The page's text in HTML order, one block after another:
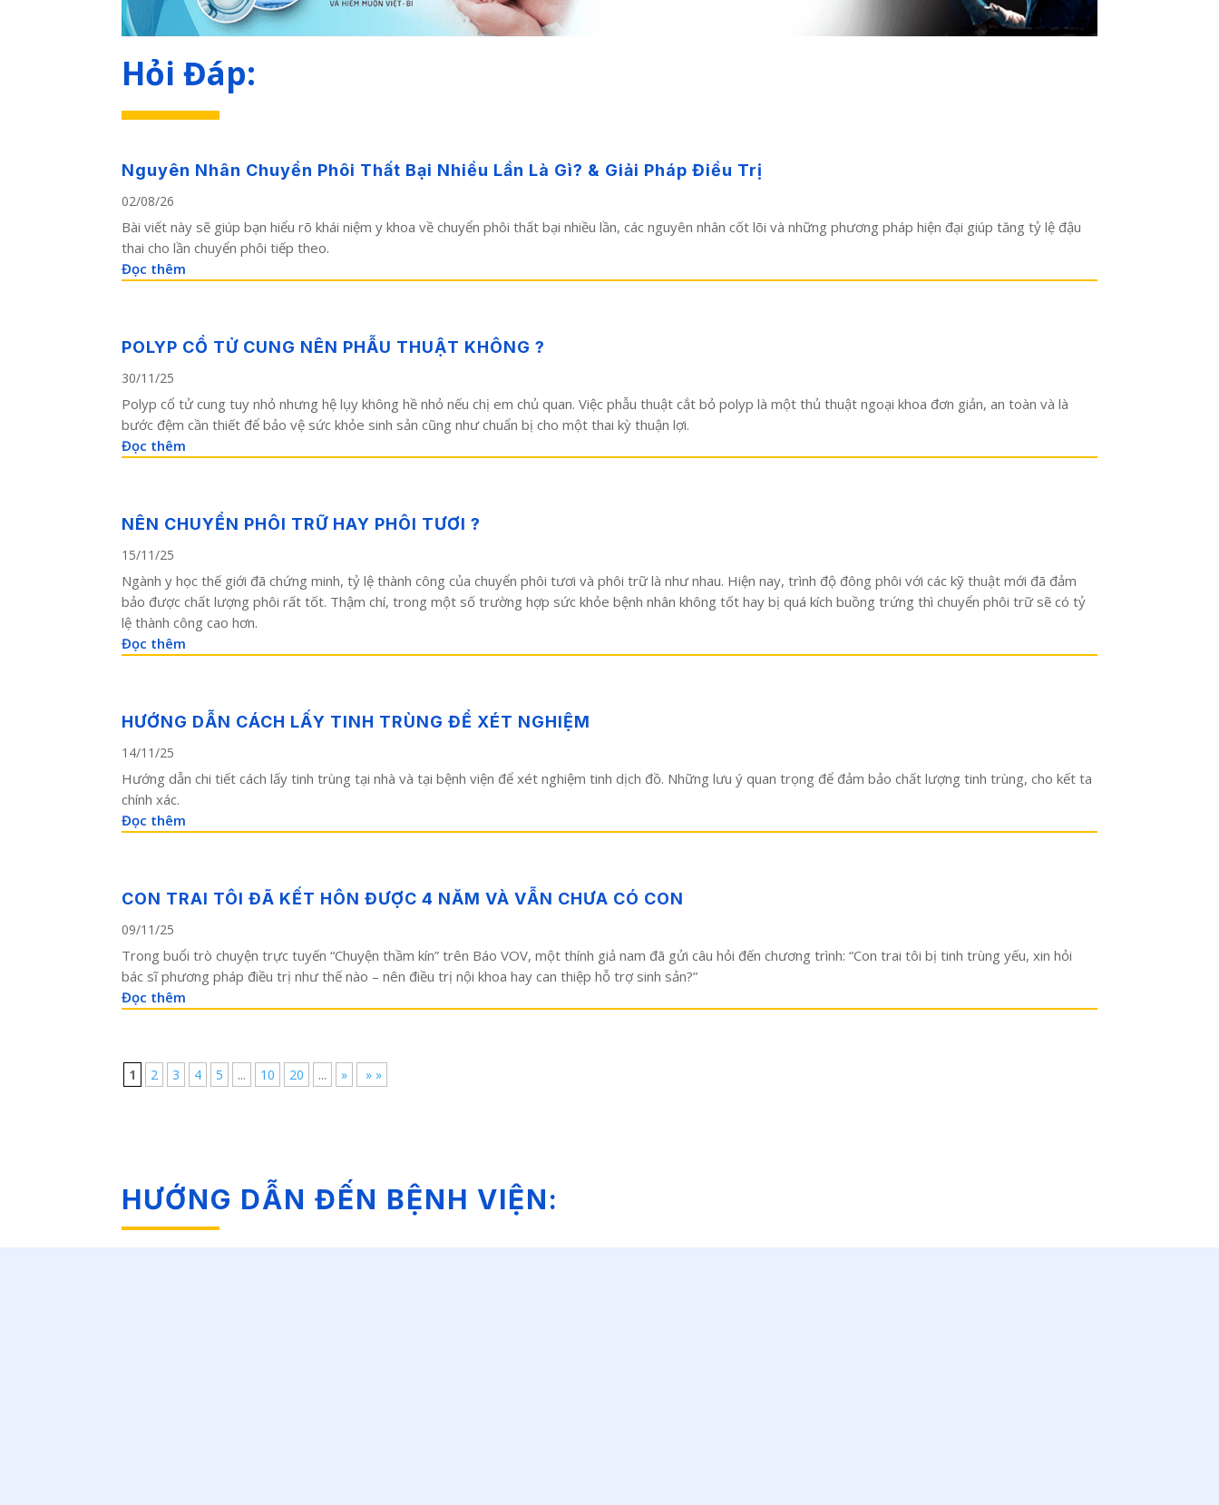
Hỏi Đáp:
Nguyên Nhân Chuyển Phôi Thất Bại Nhiều Lần Là Gì? & Giải Pháp Điều Trị
02/08/26
Bài viết này sẽ giúp bạn hiểu rõ khái niệm y khoa về chuyển phôi thất bại nhiều lần, các nguyên nhân cốt lõi và những phương pháp hiện đại giúp tăng tỷ lệ đậu
thai cho lần chuyển phôi tiếp theo.
Đọc thêm
POLYP CỔ TỬ CUNG NÊN PHẪU THUẬT KHÔNG ?
30/11/25
Polyp cổ tử cung tuy nhỏ nhưng hệ lụy không hề nhỏ nếu chị em chủ quan. Việc phẫu thuật cắt bỏ polyp là một thủ thuật ngoại khoa đơn giản, an toàn và là
bước đệm cần thiết để bảo vệ sức khỏe sinh sản cũng như chuẩn bị cho một thai kỳ thuận lợi.
Đọc thêm
NÊN CHUYỂN PHÔI TRỮ HAY PHÔI TƯƠI ?
15/11/25
Ngành y học thế giới đã chứng minh, tỷ lệ thành công của chuyển phôi tươi và phôi trữ là như nhau. Hiện nay, trình độ đông phôi với các kỹ thuật mới đã đảm
bảo được chất lượng phôi rất tốt. Thậm chí, trong một số trường hợp sức khỏe bệnh nhân không tốt hay bị quá kích buồng trứng thì chuyển phôi trữ sẽ có tỷ
lệ thành công cao hơn.
Đọc thêm
HƯỚNG DẪN CÁCH LẤY TINH TRÙNG ĐỂ XÉT NGHIỆM
14/11/25
Hướng dẫn chi tiết cách lấy tinh trùng tại nhà và tại bệnh viện để xét nghiệm tinh dịch đồ. Những lưu ý quan trọng để đảm bảo chất lượng tinh trùng, cho kết ta
chính xác.
Đọc thêm
CON TRAI TÔI ĐÃ KẾT HÔN ĐƯỢC 4 NĂM VÀ VẪN CHƯA CÓ CON
09/11/25
Trong buổi trò chuyện trực tuyến “Chuyện thầm kín” trên Báo VOV, một thính giả nam đã gửi câu hỏi đến chương trình: “Con trai tôi bị tinh trùng yếu, xin hỏi
bác sĩ phương pháp điều trị như thế nào – nên điều trị nội khoa hay can thiệp hỗ trợ sinh sản?”
Đọc thêm
1 2 3 4 5 ... 10 20 ... » » »
HƯỚNG DẪN ĐẾN BỆNH VIỆN: